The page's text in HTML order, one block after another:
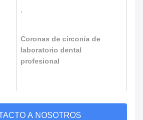
Coronas de circonía de
laboratorio dental
profesional
CONTACTO A NOSOTROS